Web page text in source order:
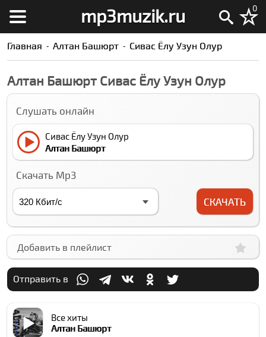
mp3muzik.ru 0
Главная Алтан Башюрт Сивас Ёлу Узун Олур
Алтан Башюрт Сивас Ёлу Узун Олур
Слушать онлайн
Сивас Ёлу Узун Олур
Алтан Башюрт
Скачать Mp3
СКАЧАТЬ
Добавить в плейлист
Отправить в
Все хиты
Алтан Башюрт